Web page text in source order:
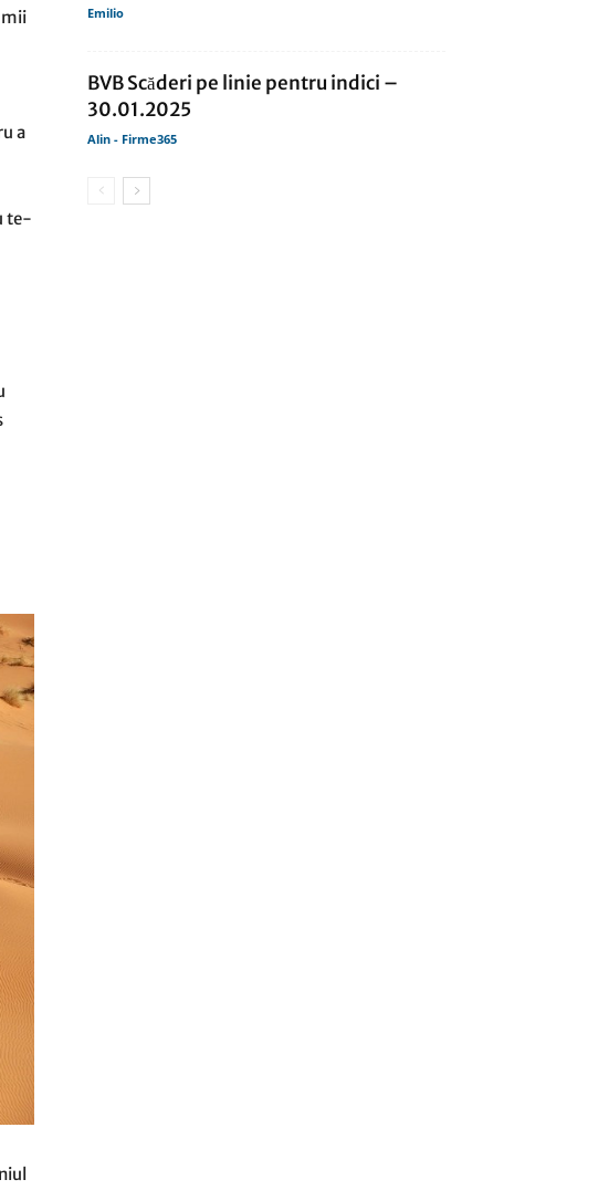
mii
a
te-
Emilio
BVB Scăderi pe linie pentru indici –
30.01.2025
Alin - Firme365